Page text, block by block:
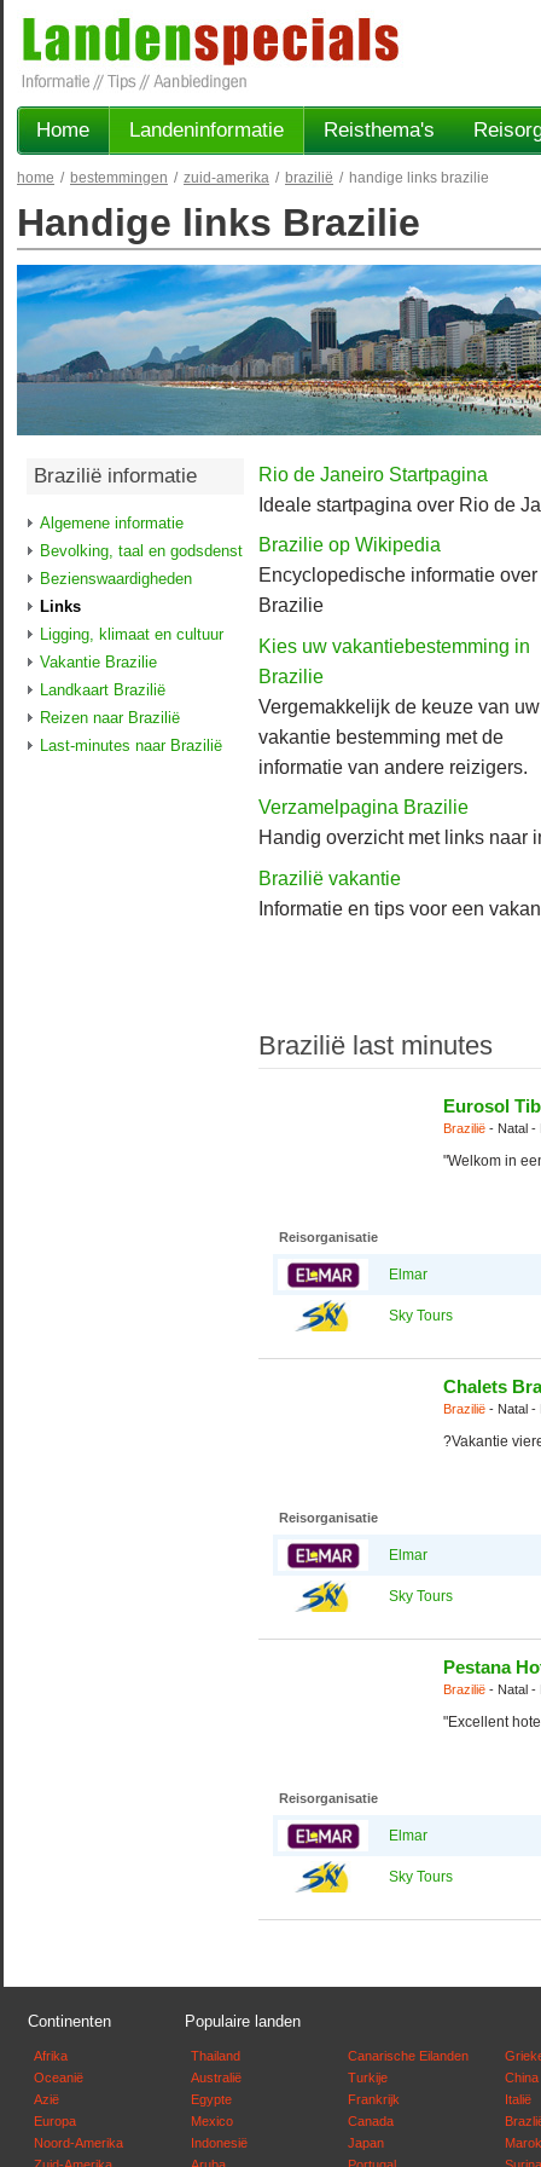
Home Landeninformatie Reisthema's
home / bestemmingen / zuid-amerika / brazilië / handige links brazilie
Handige links Brazilie
Rio de Janeiro Startpagina
Ideale startpagina over Rio de
Brazilie op Wikipedia
Encyclopedische informatie over
Brazilie
Kies uw vakantiebestemming in
Brazilie
Vergemakkelijk de keuze van uw
vakantie bestemming met de
informatie van andere reizigers.
Verzamelpagina Brazilie
Handig overzicht met links naar
Brazilië vakantie
Informatie en tips voor een
Brazilië last minutes
Eurosol
Brazilië - Natal -
"Welkom in
Reisorganisatie
Elmar
Sky Tours
Chalets
Brazilië - Natal -
?Vakantie
Reisorganisatie
Elmar
Sky Tours
Pestana
Brazilië - Natal -
"Excellent
Reisorganisatie
Elmar
Sky Tours
Brazilië informatie
Algemene informatie
Bevolking, taal en godsdenst
Bezienswaardigheden
Links
Ligging, klimaat en cultuur
Vakantie Brazilie
Landkaart Brazilië
Reizen naar Brazilië
Last-minutes naar Brazilië
Continenten
Afrika
Oceanië
Azië
Europa
Noord-Amerika
Populaire landen
Thailand
Australië
Egypte
Mexico
Indonesië
Canarische Eilanden
Turkije
Frankrijk
Canada
Japan
China
Italië